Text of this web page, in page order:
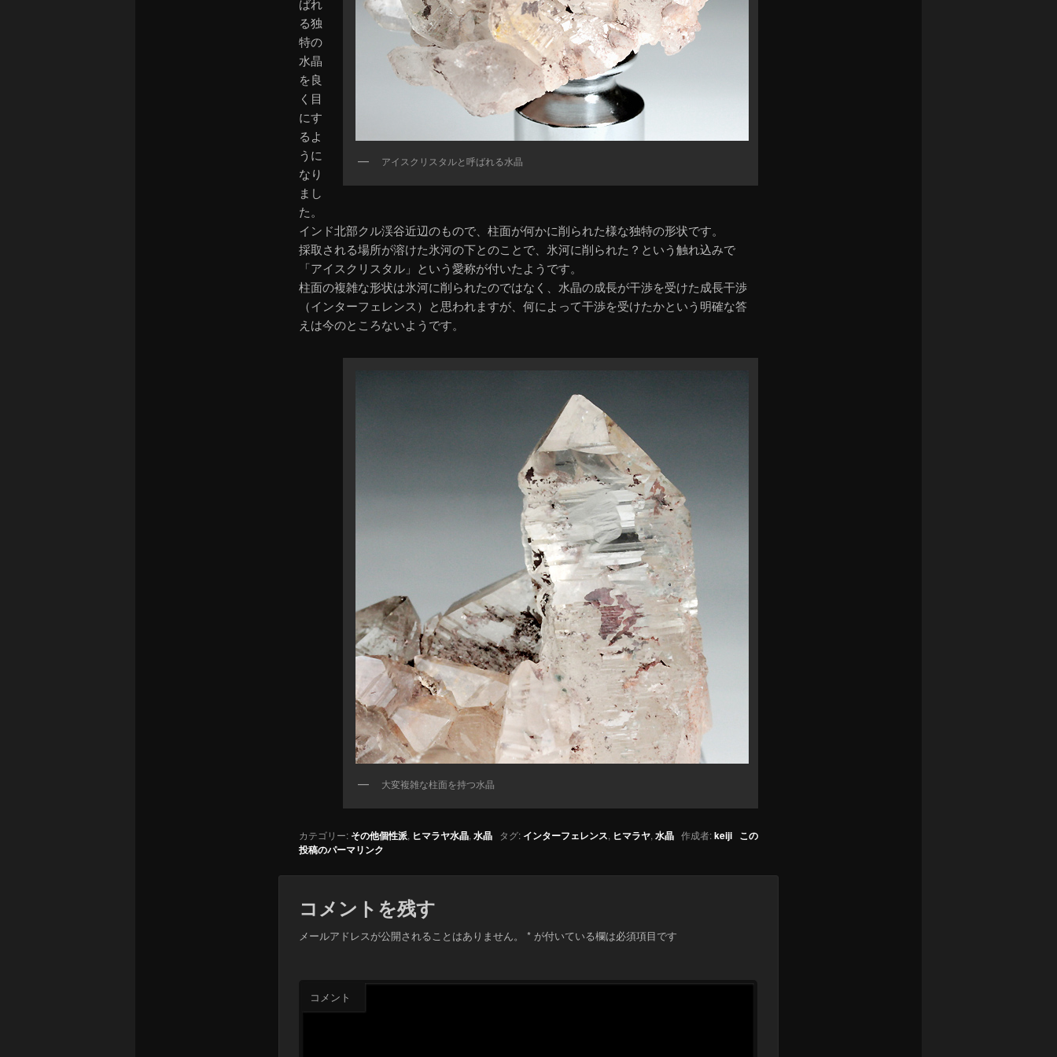
アイスクリスタルと呼ばれる水晶
ばれ
る独
特の
水晶
を良
く目
にす
るよ
うに
なり
まし
た。
インド北部クル渓谷近辺のもので、柱面が何かに削られた様な独特の形状です。
採取される場所が溶けた氷河の下とのことで、氷河に削られた？という触れ込みで
「アイスクリスタル」という愛称が付いたようです。
柱面の複雑な形状は氷河に削られたのではなく、水晶の成長が干渉を受けた成長干渉
（インターフェレンス）と思われますが、何によって干渉を受けたかという明確な答
えは今のところないようです。
大変複雑な柱面を持つ水晶
カテゴリー: その他個性派, ヒマラヤ水晶, 水晶タグ: インターフェレンス, ヒマラヤ, 水晶作成者:keiji この
投稿のパーマリンク
コメントを残す
メールアドレスが公開されることはありません。 *が付いている欄は必須項目です
コメント